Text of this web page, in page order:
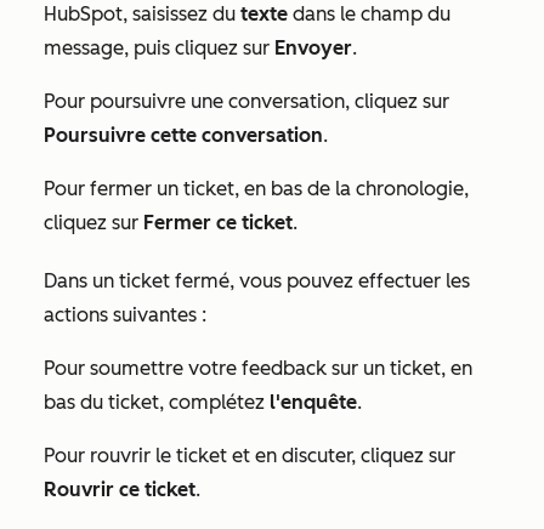
HubSpot, saisissez du texte dans le champ du
message, puis cliquez sur Envoyer.
Pour poursuivre une conversation, cliquez sur
Poursuivre cette conversation.
Pour fermer un ticket, en bas de la chronologie,
cliquez sur Fermer ce ticket.
Dans un ticket fermé, vous pouvez effectuer les
actions suivantes :
Pour soumettre votre feedback sur un ticket, en
bas du ticket, complétez l'enquête.
Pour rouvrir le ticket et en discuter, cliquez sur
Rouvrir ce ticket.